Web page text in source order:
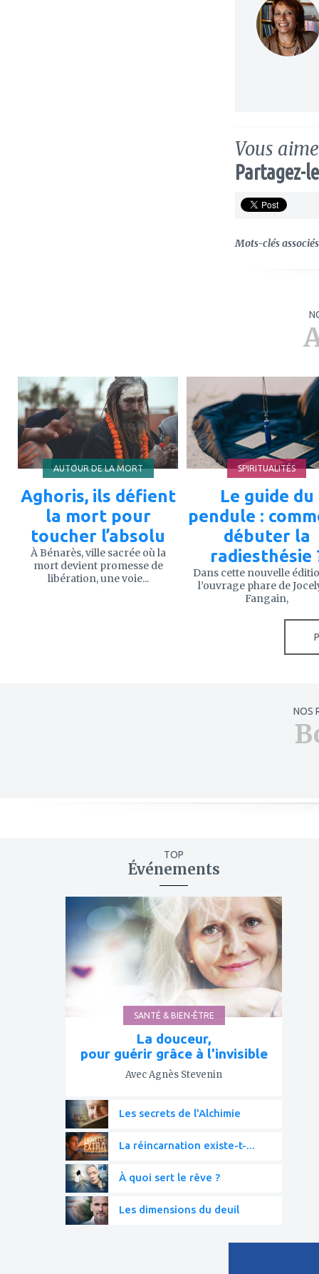
Vous
Partagez-
Mots-clés
à
mes
favoris
AUTOUR DE LA MORT
Aghoris, ils défient
la mort pour
toucher l’absolu
À Bénarès, ville sacrée où la
mort devient promesse de
libération, une voie...
mes
favoris
SPIRITUALITÉS
Le guide du
pendule :
débuter la
radiesthésie
Dans cette nouvelle
l’ouvrage phare de
Fangain,
NOS
TOP
Événements
mes
favoris
SANTÉ & BIEN-ÊTRE
La douceur,
pour guérir grâce à l'invisible
Avec Agnès Stevenin
Les secrets de l'Alchimie
La réincarnation existe-t-...
À quoi sert le rêve ?
Les dimensions du deuil